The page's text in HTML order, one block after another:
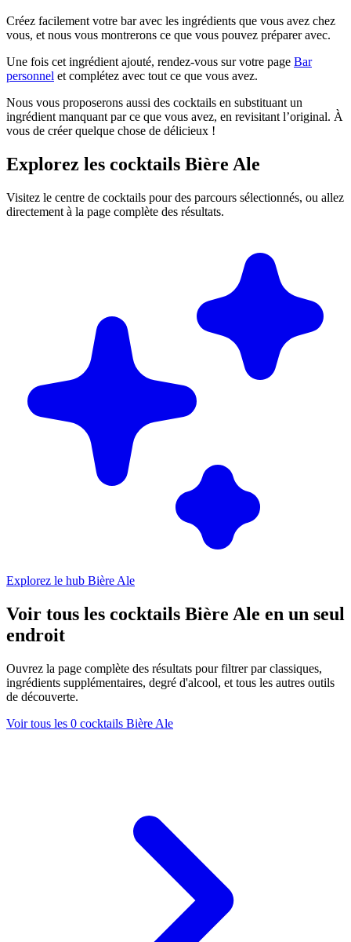
Créez facilement votre bar avec les ingrédients que vous avez chez
vous, et nous vous montrerons ce que vous pouvez préparer avec.
Une fois cet ingrédient ajouté, rendez-vous sur votre page Bar
personnel et complétez avec tout ce que vous avez.
Nous vous proposerons aussi des cocktails en substituant un
ingrédient manquant par ce que vous avez, en revisitant l’original. À
vous de créer quelque chose de délicieux !
Explorez les cocktails Bière Ale
Visitez le centre de cocktails pour des parcours sélectionnés, ou allez
directement à la page complète des résultats.
Explorez le hub Bière Ale
Voir tous les cocktails Bière Ale en un seul
endroit
Ouvrez la page complète des résultats pour filtrer par classiques,
ingrédients supplémentaires, degré d'alcool, et tous les autres outils
de découverte.
Voir tous les 0 cocktails Bière Ale